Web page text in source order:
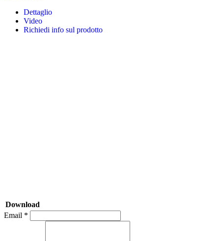
Dettaglio
Video
Richiedi info sul prodotto
Download
Email *